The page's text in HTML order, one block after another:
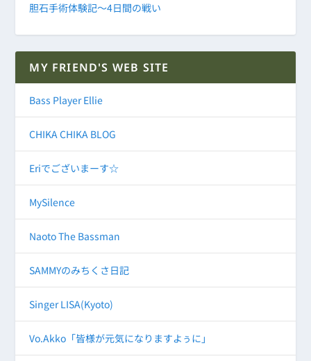
胆石手術体験記～4日間の戦い
MY FRIEND'S WEB SITE
Bass Player Ellie
CHIKA CHIKA BLOG
Eriでございまーす☆
MySilence
Naoto The Bassman
SAMMYのみちくさ日記
Singer LISA(Kyoto)
Vo.Akko「皆様が元気になりますよぅに」